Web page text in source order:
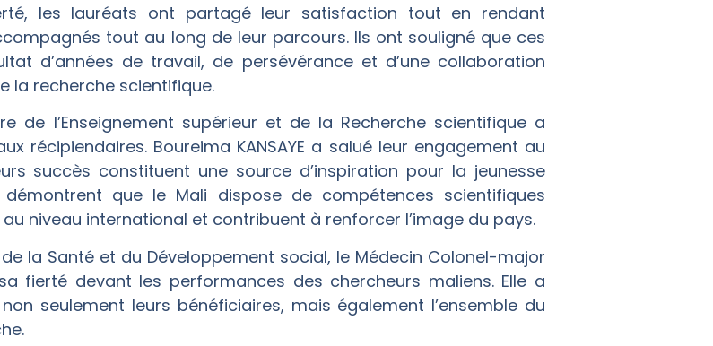
les lauréats ont partagé leur satisfaction tout en rendant
tout au long de leur parcours. Ils ont souligné que ces
d’années de travail, de persévérance et d’une collaboration
la recherche scientifique.
de l’Enseignement supérieur et de la Recherche scientifique a
récipiendaires. Boureima KANSAYE a salué leur engagement au
succès constituent une source d’inspiration pour la jeunesse
que le Mali dispose de compétences scientifiques
niveau international et contribuent à renforcer l’image du pays.
la Santé et du Développement social, le Médecin Colonel-major
fierté devant les performances des chercheurs maliens. Elle a
seulement leurs bénéficiaires, mais également l’ensemble du